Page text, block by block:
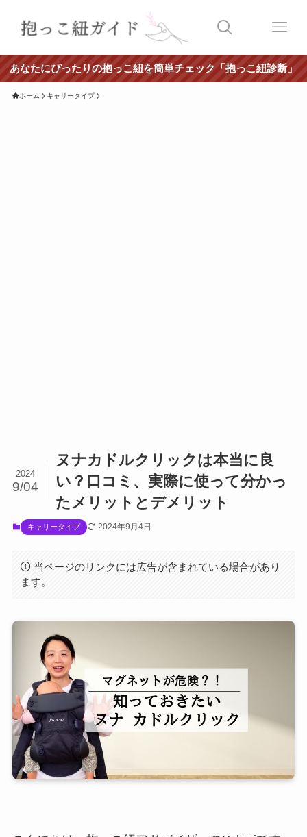
あなたにぴったりの抱っこ紐を簡単チェック「抱っこ紐診断」
ホーム キャリータイプ
ヌナカドルクリックは本当に良
い？口コミ、実際に使って分かっ
たメリットとデメリット
2024
9/04
キャリータイプ 2024年9月4日
当ページのリンクには広告が含まれている場合があり
ます。